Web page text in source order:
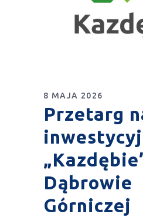
8 MAJA 2026
Przetarg
Dąbrowie
Górniczej